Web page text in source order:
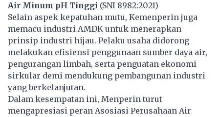
Air Minum pH Tinggi (SNI 8982:2021)
Selain aspek kepatuhan mutu, Kemenperin juga
memacu industri AMDK untuk menerapkan
prinsip industri hijau. Pelaku usaha didorong
melakukan efisiensi penggunaan sumber daya air,
pengurangan limbah, serta penguatan ekonomi
sirkular demi mendukung pembangunan industri
yang berkelanjutan.
Dalam kesempatan ini, Menperin turut
mengapresiasi peran Asosiasi Perusahaan Air